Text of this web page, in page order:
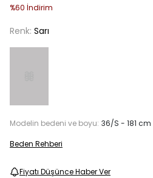
%60 İndirim
Renk: Sarı
Modelin bedeni ve boyu: 36/S - 181 cm
Beden Rehberi
Fiyatı Düşünce Haber Ver